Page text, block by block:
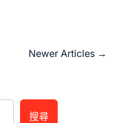
Newer Articles →
搜尋